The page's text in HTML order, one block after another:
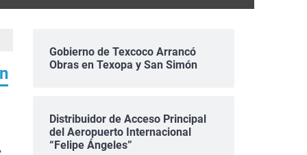
Gobierno de Texcoco Arrancó
Obras en Texopa y San Simón
Distribuidor de Acceso Principal
del Aeropuerto Internacional
“Felipe Ángeles”